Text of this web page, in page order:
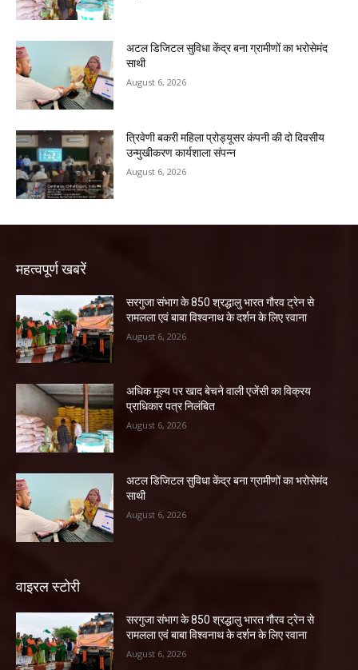
अटल डिजिटल सुविधा केंद्र बना ग्रामीणों का भरोसेमंद
साथी
August 6, 2026
त्रिवेणी बकरी महिला प्रोड्यूसर कंपनी की दो दिवसीय
उन्मुखीकरण कार्यशाला संपन्न
August 6, 2026
महत्वपूर्ण खबरें
सरगुजा संभाग के 850 श्रद्धालु भारत गौरव ट्रेन से
रामलला एवं बाबा विश्वनाथ के दर्शन के लिए रवाना
August 6, 2026
अधिक मूल्य पर खाद बेचने वाली एजेंसी का विक्रय
प्राधिकार पत्र निलंबित
August 6, 2026
अटल डिजिटल सुविधा केंद्र बना ग्रामीणों का भरोसेमंद
साथी
August 6, 2026
वाइरल स्टोरी
सरगुजा संभाग के 850 श्रद्धालु भारत गौरव ट्रेन से
रामलला एवं बाबा विश्वनाथ के दर्शन के लिए रवाना
August 6, 2026